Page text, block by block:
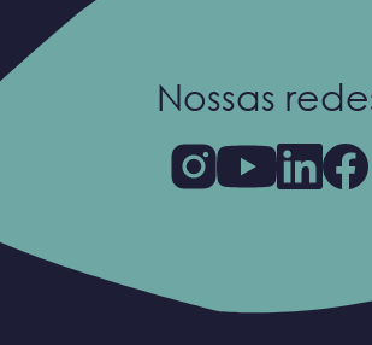
Nossas